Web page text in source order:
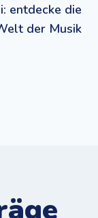
entdecke die
der Musik